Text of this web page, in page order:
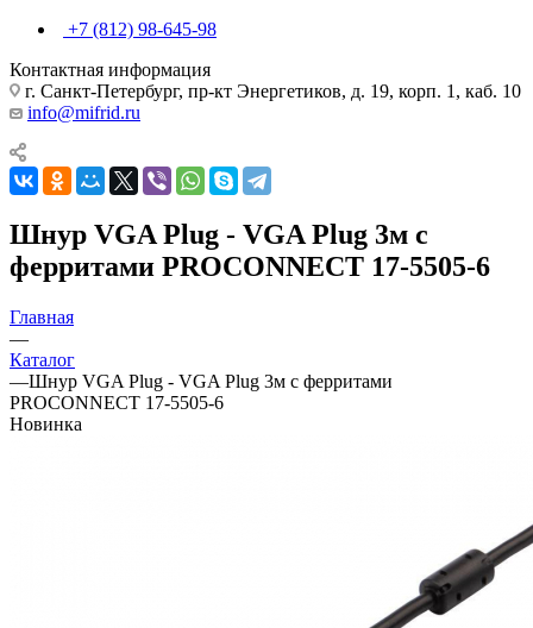
+7 (812) 98-645-98
Контактная информация
г. Санкт-Петербург, пр-кт Энергетиков, д. 19, корп. 1, каб. 10
info@mifrid.ru
Шнур VGA Plug - VGA Plug 3м с
ферритами PROCONNECT 17-5505-6
Главная
—
Каталог
—Шнур VGA Plug - VGA Plug 3м с ферритами
PROCONNECT 17-5505-6
Новинка